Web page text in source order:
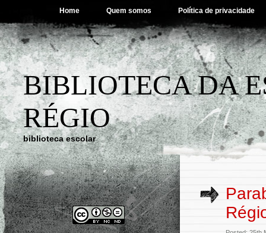
Home Quem somos Política de privacidade
BIBLIOTECA DA
RÉGIO
biblioteca escolar